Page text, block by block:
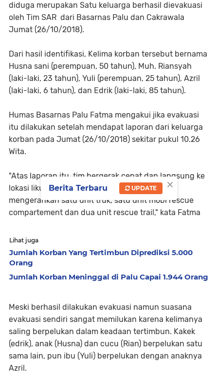
diduga merupakan Satu keluarga berhasil dievakuasi
oleh Tim SAR dari Basarnas Palu dan Cakrawala
Jumat (26/10/2018).
Dari hasil identifikasi, Kelima korban tersebut bernama
Husna sani (perempuan, 50 tahun), Muh. Riansyah
(laki-laki, 23 tahun), Yuli (perempuan, 25 tahun), Azril
(laki-laki, 6 tahun), dan Edrik (laki-laki, 85 tahun).
Humas Basarnas Palu Fatma mengakui jika evakuasi
itu dilakukan setelah mendapat laporan dari keluarga
korban pada Jumat (26/10/2018) sekitar pukul 10.26
Wita.
"Atas laporan itu, tim bergerak cepat dan langsung ke
lokasi likuifaksi di Kelurahan Petobo dengan
mengerahkan satu unit truk, satu unit mobl rescue
compartement dan dua unit rescue trail," kata Fatma
Lihat juga
Jumlah Korban Yang Tertimbun Diprediksi 5.000
Orang
Jumlah Korban Meninggal di Palu Capai 1.944 Orang
Meski berhasil dilakukan evakuasi namun suasana
evakuasi sendiri sangat memilukan karena kelimanya
saling berpelukan dalam keadaan tertimbun. Kakek
(edrik), anak (Husna) dan cucu (Rian) berpelukan satu
sama lain, pun ibu (Yuli) berpelukan dengan anaknya
Azril.
×
Berita Terbaru UPDATE